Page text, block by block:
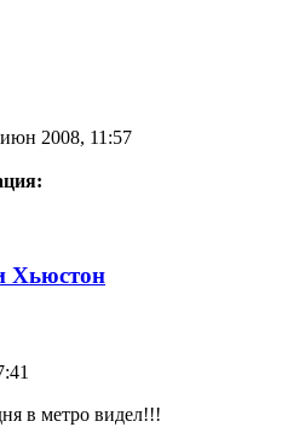
2008, 11:57
Хьюстон
в метро видел!!!